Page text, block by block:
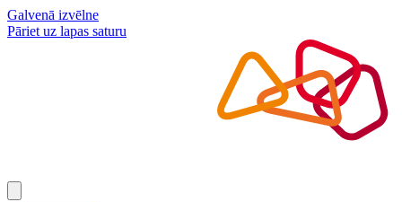
Galvenā izvēlne
Pāriet uz lapas saturu